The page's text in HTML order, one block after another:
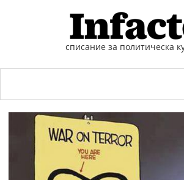
списание за политическа